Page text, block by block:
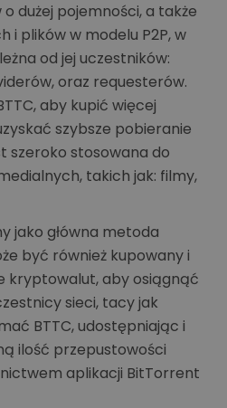
dużej pojemności, a także
i plików w modelu P2P, w
od jej uczestników:
oraz requesterów.
aby kupić więcej
szybsze pobieranie
szeroko stosowana do
takich jak: filmy,
jako główna metoda
być również kupowany i
kryptowalut, aby osiągnąć
sieci, tacy jak
BTTC, udostępniając i
ilość przepustowości
aplikacji BitTorrent